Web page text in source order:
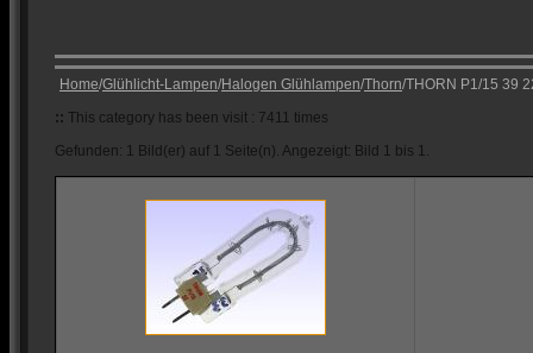
Home/Glühlicht-Lampen/Halogen Glühlampen/Thorn/THORN P1/15 39
:: This category has been visit : 7411 times
Gefunden: 1 Bild(er) auf 1 Seite(n). Angezeigt: Bild 1 bis 1.